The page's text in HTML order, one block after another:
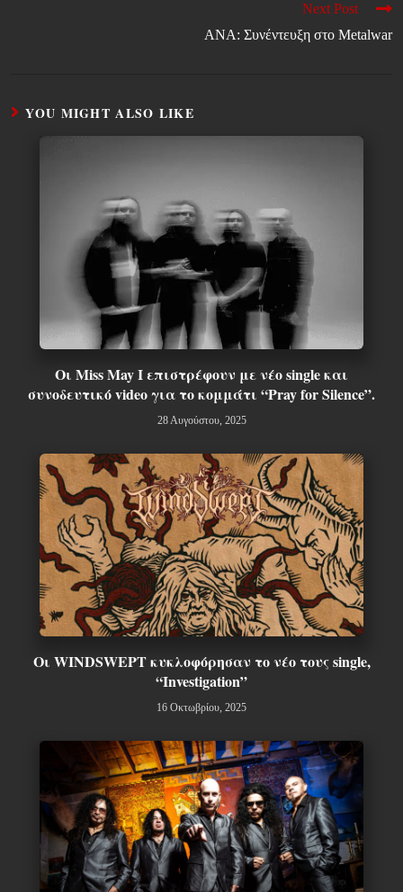
Next Post
ANA: Συνέντευξη στο Metalwar
YOU MIGHT ALSO LIKE
Οι Miss May I επιστρέφουν με νέο single και
συνοδευτικό video για το κομμάτι “Pray for Silence”.
28 Αυγούστου, 2025
Οι WINDSWEPT κυκλοφόρησαν το νέο τους single,
“Investigation”
16 Οκτωβρίου, 2025